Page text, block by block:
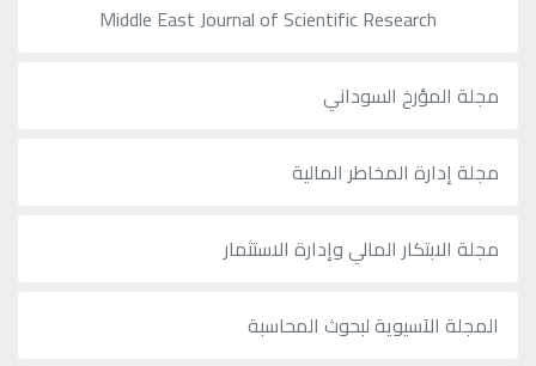
Middle East Journal of Scientific Research
مجلة المؤرخ السوداني
مجلة إدارة المخاطر المالية
مجلة الابتكار المالي وإدارة الاستثمار
المجلة الآسيوية لبحوث المحاسبة